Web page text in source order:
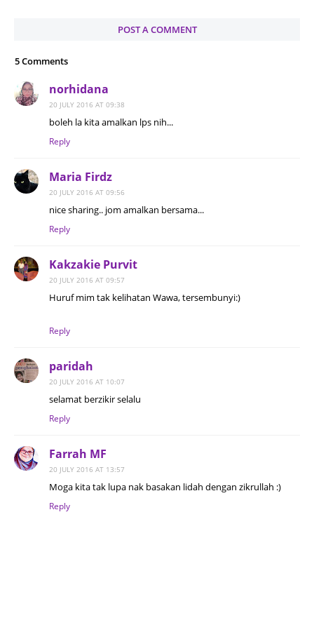
POST A COMMENT
5 Comments
norhidana
20 JULY 2016 AT 09:38
boleh la kita amalkan lps nih...
Reply
Maria Firdz
20 JULY 2016 AT 09:56
nice sharing.. jom amalkan bersama...
Reply
Kakzakie Purvit
20 JULY 2016 AT 09:57
Huruf mim tak kelihatan Wawa, tersembunyi:)
Reply
paridah
20 JULY 2016 AT 10:07
selamat berzikir selalu
Reply
Farrah MF
20 JULY 2016 AT 13:57
Moga kita tak lupa nak basakan lidah dengan zikrullah :)
Reply